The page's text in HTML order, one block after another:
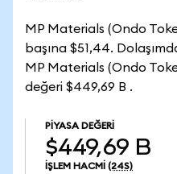
MP Materials (Ondo
başına $51,44.
MP Materials (Ondo
değeri $449,69 B .
PIYASA DEĞERI
$449,69 B
İŞLEM HACMI (24S)